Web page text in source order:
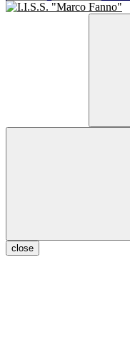
close